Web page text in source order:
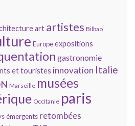
art artistes Bilbao
Europeexpositions
gastronomie
et touristes innovation Italie
Marseille musées
Occitanie paris
émergents retombées